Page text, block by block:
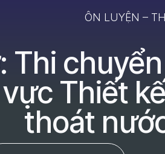
ÔN LUYỆN –
Thi
Thiết
thoát